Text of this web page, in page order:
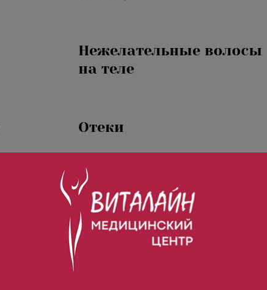
Нежелательные волосы
на теле
Отеки
Повышенное
потоотделение
(гипергидроз)